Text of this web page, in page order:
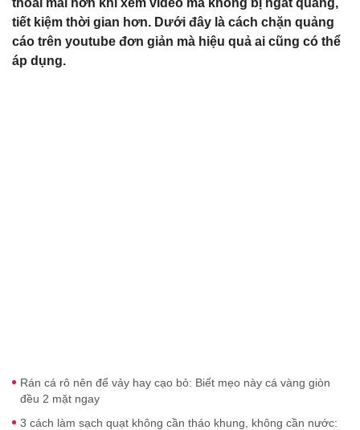
thoải mái hơn khi xem video mà không bị ngắt quãng,
tiết kiệm thời gian hơn. Dưới đây là cách chặn quảng
cáo trên youtube đơn giản mà hiệu quả ai cũng có thể
áp dụng.
Rán cá rô nên để vảy hay cạo bỏ: Biết mẹo này cá vàng giòn
đều 2 mặt ngay
3 cách làm sạch quạt không cần tháo khung, không cần nước: